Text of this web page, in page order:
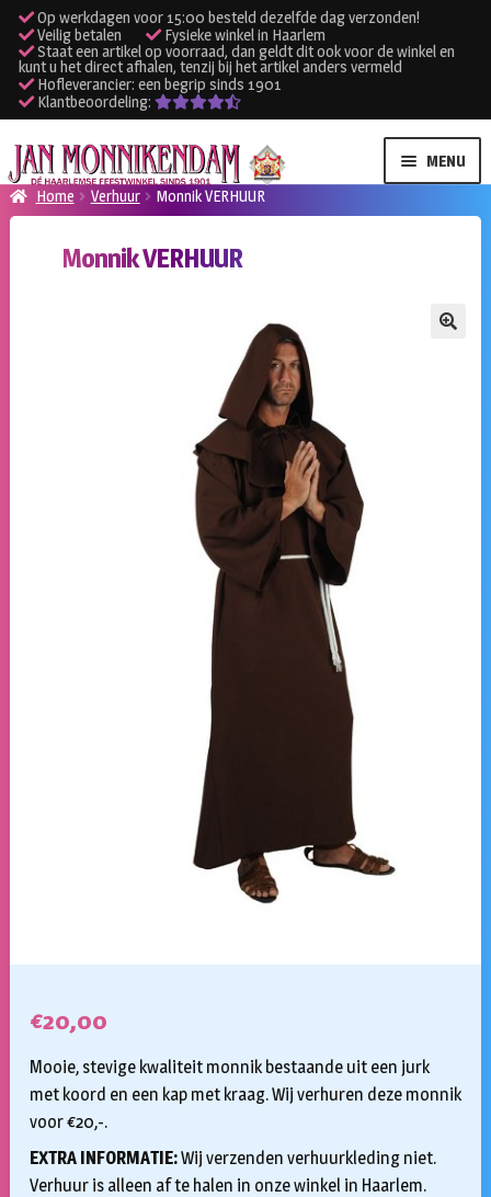
Op werkdagen voor 15:00 besteld dezelfde dag verzonden!
Veilig betalen
Fysieke winkel in Haarlem
Staat een artikel op voorraad, dan geldt dit ook voor de winkel en
kunt u het direct afhalen, tenzij bij het artikel anders vermeld
Hofleverancier: een begrip sinds 1901
Klantbeoordeling:
Ga
door
naar
Ga
naar
de
MENU
Home Verhuur Monnik VERHUUR
Monnik VERHUUR
€20,00
Mooie, stevige kwaliteit monnik bestaande uit een jurk
met koord en een kap met kraag. Wij verhuren deze monnik
voor €20,-.
EXTRA INFORMATIE:Wij verzenden verhuurkleding niet.
Verhuur is alleen af te halen in onze winkel in Haarlem.